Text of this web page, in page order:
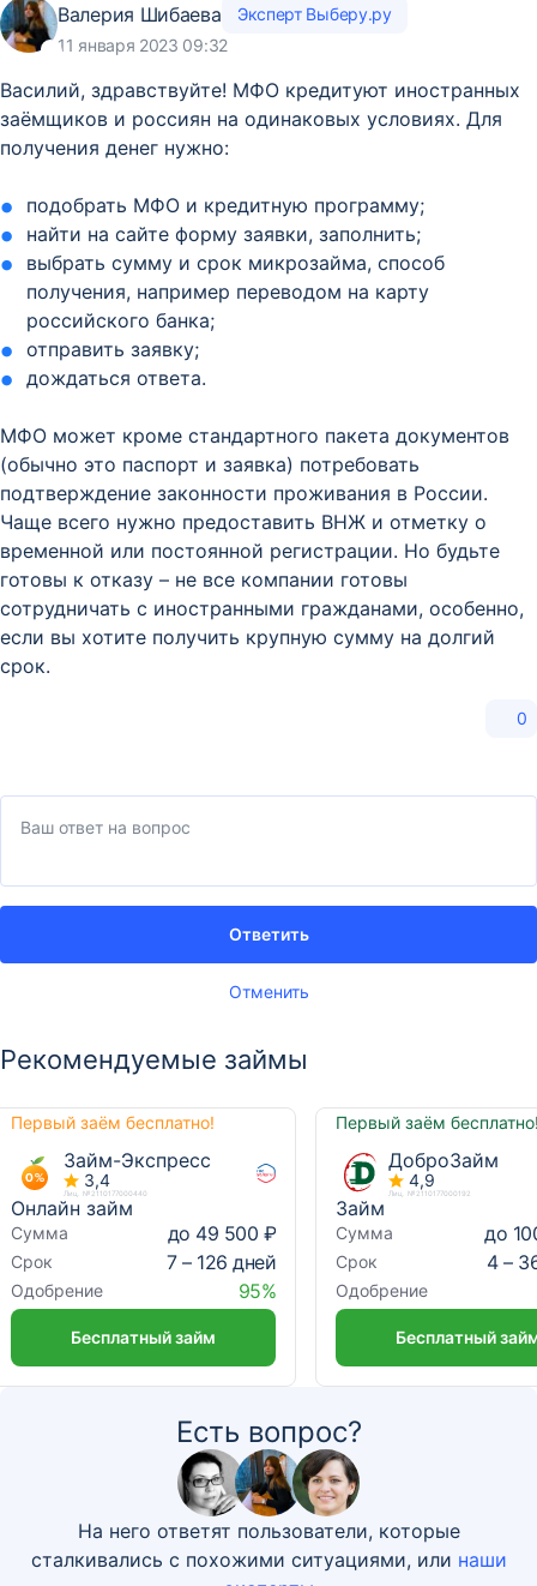
Валерия Шибаева
Эксперт Выберу.ру
11 января 2023 09:32
Василий, здравствуйте! МФО кредитуют иностранных
заёмщиков и россиян на одинаковых условиях. Для
получения денег нужно:
подобрать МФО и кредитную программу;
найти на сайте форму заявки, заполнить;
выбрать сумму и срок микрозайма, способ
получения, например переводом на карту
российского банка;
отправить заявку;
дождаться ответа.
МФО может кроме стандартного пакета документов
(обычно это паспорт и заявка) потребовать
подтверждение законности проживания в России.
Чаще всего нужно предоставить ВНЖ и отметку о
временной или постоянной регистрации. Но будьте
готовы к отказу – не все компании готовы
сотрудничать с иностранными гражданами, особенно,
если вы хотите получить крупную сумму на долгий
срок.
0
Отменить
Ответить
Рекомендуемые займы
Первый заём бесплатно!
Займ-Экспресс
3,4
Лиц. №2110177000440
Онлайн займ
Сумма до 49 500 ₽
Срок 7 – 126 дней
Одобрение 95%
Бесплатный займ
Первый заём
ДоброЗайм
4,9
Лиц. №2110177000192
Займ
Сумма до
Срок 4 –
Одобрение
Бесплатный
Есть вопрос?
На него ответят пользователи, которые
сталкивались с похожими ситуациями, или наши